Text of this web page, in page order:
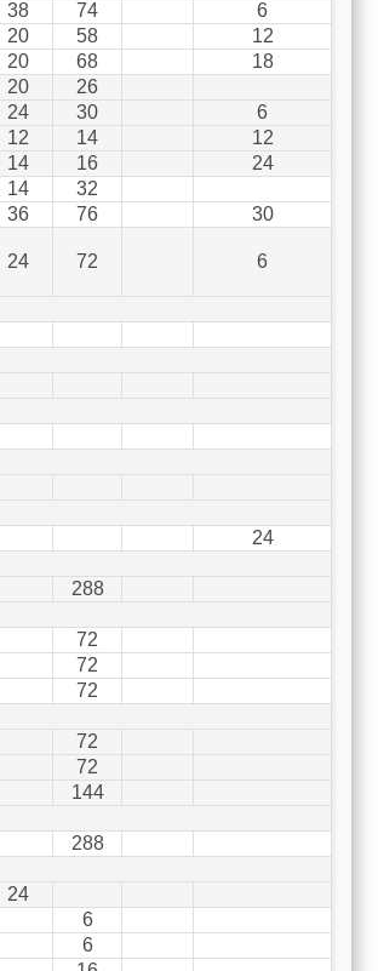
38 74
6
20 58
12
20 68
18
20
26
24 30
6
12 14
12
14 16
24
14
32
36 76
30
24 72 6
24
288
72
72
72
72
72
144
288
24
6
6